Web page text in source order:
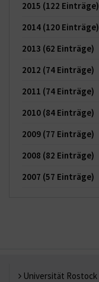
2015 (122 Einträge)
2014 (120 Einträge)
2013 (62 Einträge)
2012 (74 Einträge)
2011 (74 Einträge)
2010 (84 Einträge)
2009 (77 Einträge)
2008 (82 Einträge)
2007 (57 Einträge)
Universität Rostock